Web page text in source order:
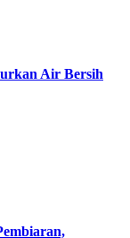
Air Bersih